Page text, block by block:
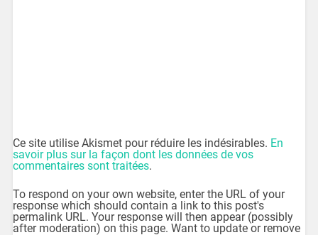
Ce site utilise Akismet pour réduire les indésirables. En
savoir plus sur la façon dont les données de vos
commentaires sont traitées.
To respond on your own website, enter the URL of your
response which should contain a link to this post's
permalink URL. Your response will then appear (possibly
after moderation) on this page. Want to update or remove